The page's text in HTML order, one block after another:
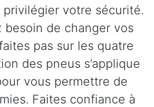
votre sécurité.
besoin de changer vos
pas sur les quatre
des pneus s’applique
vous permettre de
Faites confiance à